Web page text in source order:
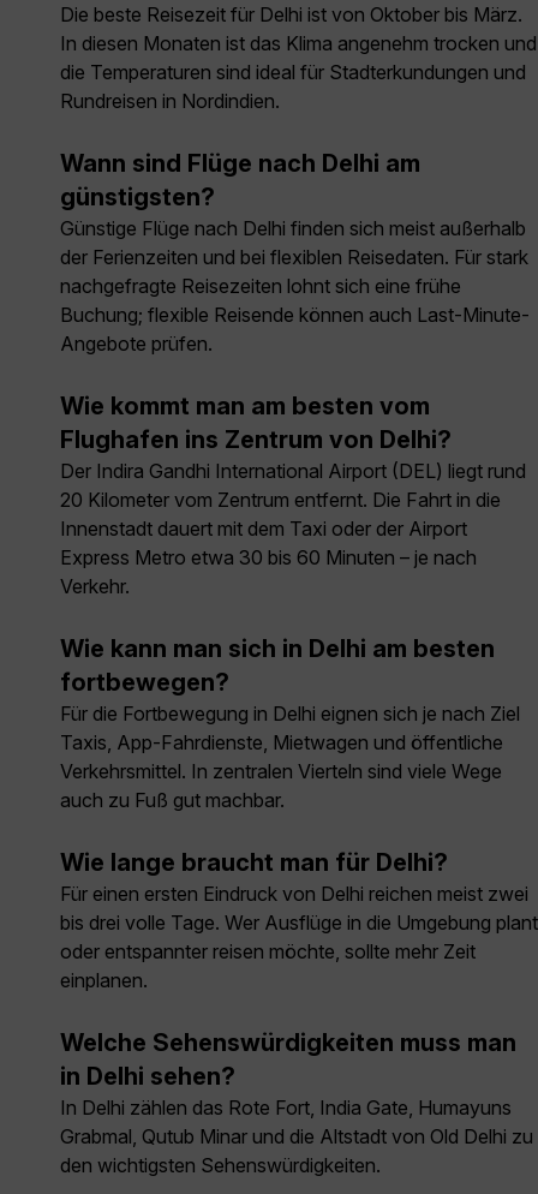
Die beste Reisezeit für Delhi ist von Oktober bis März.
In diesen Monaten ist das Klima angenehm trocken und
die Temperaturen sind ideal für Stadterkundungen und
Rundreisen in Nordindien.
Wann sind Flüge nach Delhi am
günstigsten?
Günstige Flüge nach Delhi finden sich meist außerhalb
der Ferienzeiten und bei flexiblen Reisedaten. Für stark
nachgefragte Reisezeiten lohnt sich eine frühe
Buchung; flexible Reisende können auch Last-Minute-
Angebote prüfen.
Wie kommt man am besten vom
Flughafen ins Zentrum von Delhi?
Der Indira Gandhi International Airport (DEL) liegt rund
20 Kilometer vom Zentrum entfernt. Die Fahrt in die
Innenstadt dauert mit dem Taxi oder der Airport
Express Metro etwa 30 bis 60 Minuten – je nach
Verkehr.
Wie kann man sich in Delhi am besten
fortbewegen?
Für die Fortbewegung in Delhi eignen sich je nach Ziel
Taxis, App-Fahrdienste, Mietwagen und öffentliche
Verkehrsmittel. In zentralen Vierteln sind viele Wege
auch zu Fuß gut machbar.
Wie lange braucht man für Delhi?
Für einen ersten Eindruck von Delhi reichen meist zwei
bis drei volle Tage. Wer Ausflüge in die Umgebung plant
oder entspannter reisen möchte, sollte mehr Zeit
einplanen.
Welche Sehenswürdigkeiten muss man
in Delhi sehen?
In Delhi zählen das Rote Fort, India Gate, Humayuns
Grabmal, Qutub Minar und die Altstadt von Old Delhi zu
den wichtigsten Sehenswürdigkeiten.